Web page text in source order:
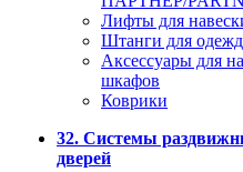
Лифты для
Штанги для
Аксессуары для
шкафов
Коврики
32. Системы
дверей